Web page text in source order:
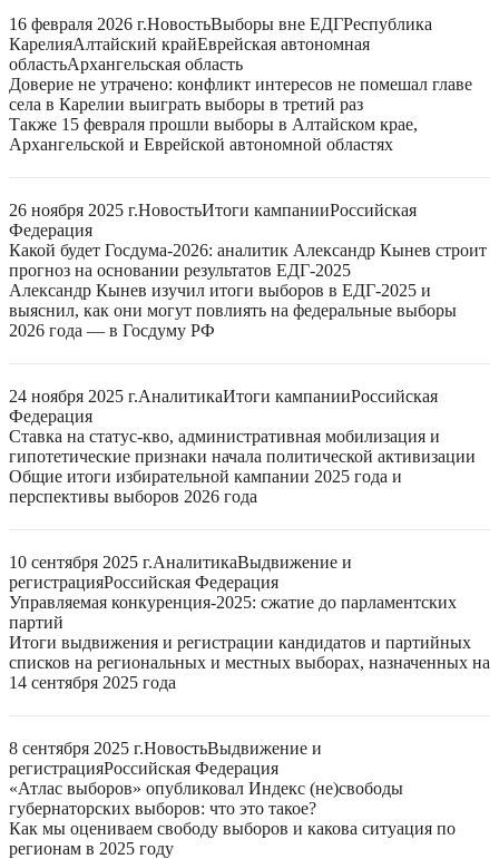
16 февраля 2026 г.НовостьВыборы вне ЕДГРеспублика
КарелияАлтайский крайЕврейская автономная
областьАрхангельская область
Доверие не утрачено: конфликт интересов не помешал главе
села в Карелии выиграть выборы в третий раз
Также 15 февраля прошли выборы в Алтайском крае,
Архангельской и Еврейской автономной областях
26 ноября 2025 г.НовостьИтоги кампанииРоссийская
Федерация
Какой будет Госдума-2026: аналитик Александр Кынев строит
прогноз на основании результатов ЕДГ-2025
Александр Кынев изучил итоги выборов в ЕДГ-2025 и
выяснил, как они могут повлиять на федеральные выборы
2026 года — в Госдуму РФ
24 ноября 2025 г.АналитикаИтоги кампанииРоссийская
Федерация
Ставка на статус-кво, административная мобилизация и
гипотетические признаки начала политической активизации
Общие итоги избирательной кампании 2025 года и
перспективы выборов 2026 года
10 сентября 2025 г.АналитикаВыдвижение и
регистрацияРоссийская Федерация
Управляемая конкуренция-2025: сжатие до парламентских
партий
Итоги выдвижения и регистрации кандидатов и партийных
списков на региональных и местных выборах, назначенных на
14 сентября 2025 года
8 сентября 2025 г.НовостьВыдвижение и
регистрацияРоссийская Федерация
«Атлас выборов» опубликовал Индекс (не)свободы
губернаторских выборов: что это такое?
Как мы оцениваем свободу выборов и какова ситуация по
регионам в 2025 году